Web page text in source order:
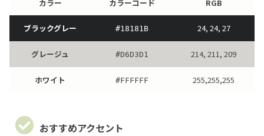
カラー カラーコード RGB
ブラックグレー #18181B 24, 24, 27
グレージュ #D6D3D1 214, 211, 209
ホワイト #FFFFFF 255,255,255
おすすめアクセント